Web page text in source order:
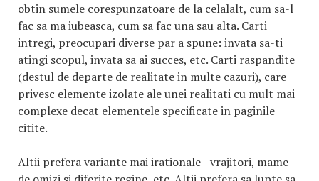
obtin sumele corespunzatoare de la celalalt, cum sa-l
fac sa ma iubeasca, cum sa fac una sau alta. Carti
intregi, preocupari diverse par a spune: invata sa-ti
atingi scopul, invata sa ai succes, etc. Carti raspandite
(destul de departe de realitate in multe cazuri), care
privesc elemente izolate ale unei realitati cu mult mai
complexe decat elementele specificate in paginile
citite.
Altii prefera variante mai irationale - vrajitori, mame